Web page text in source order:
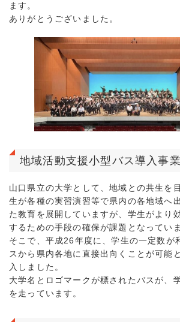
ます。
ありがとうございました。
地域活動支援小型バス導入事業
山口県立の大学として、地域との共生を
生が各種の実習演習等で県内の各地域へ
た教育を展開していますが、学生がより
するための手段の確保が課題となってい
そこで、平成26年度に、学生の一定数が
スから県内各地に直接出向くことが可能
入しました。
大学名とロゴマークが標されたバスが、
を走っています。